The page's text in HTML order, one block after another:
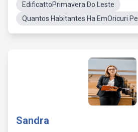
EdificattoPrimavera Do Leste
Quantos Habitantes Ha EmOricuri Pe
Sandra